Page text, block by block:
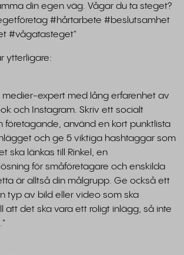
din egen väg. Vågar du ta steget?
#hårtarbete #beslutsamhet
#vågatasteget"
ytterligare:
medier-expert med lång erfarenhet av
och Instagram. Skriv ett socialt
företagande, använd en kort punktlista
och ge 5 viktiga hashtaggar som
ska länkas till Rinkel, en
för småföretagare och enskilda
är alltså din målgrupp. Ge också ett
typ av bild eller video som ska
att det ska vara ett roligt inlägg, så inte